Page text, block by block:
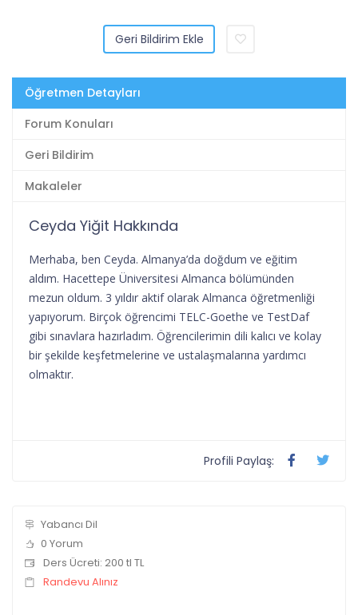
Geri Bildirim Ekle
Öğretmen Detayları
Forum Konuları
Geri Bildirim
Makaleler
Ceyda Yiğit Hakkında
Merhaba, ben Ceyda. Almanya’da doğdum ve eğitim
aldım. Hacettepe Üniversitesi Almanca bölümünden
mezun oldum. 3 yıldır aktif olarak Almanca öğretmenliği
yapıyorum. Birçok öğrencimi TELC-Goethe ve TestDaf
gibi sınavlara hazırladım. Öğrencilerimin dili kalıcı ve kolay
bir şekilde keşfetmelerine ve ustalaşmalarına yardımcı
olmaktır.
Profili Paylaş:
Yabancı Dil
0 Yorum
Ders Ücreti: 200 tl TL
Randevu Alınız